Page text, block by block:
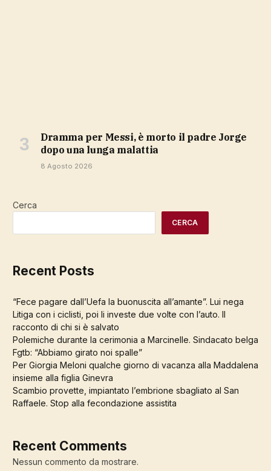
Dramma per Messi, è morto il padre Jorge
dopo una lunga malattia
8 Agosto 2026
Cerca
CERCA
Recent Posts
“Fece pagare dall’Uefa la buonuscita all’amante”. Lui nega
Litiga con i ciclisti, poi li investe due volte con l’auto. Il
racconto di chi si è salvato
Polemiche durante la cerimonia a Marcinelle. Sindacato belga
Fgtb: “Abbiamo girato noi spalle”
Per Giorgia Meloni qualche giorno di vacanza alla Maddalena
insieme alla figlia Ginevra
Scambio provette, impiantato l’embrione sbagliato al San
Raffaele. Stop alla fecondazione assistita
Recent Comments
Nessun commento da mostrare.